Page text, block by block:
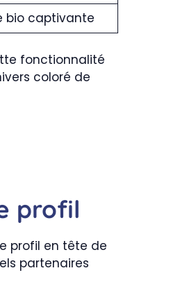
bio captivante
fonctionnalité
coloré de
profil
profil en tête de
partenaires